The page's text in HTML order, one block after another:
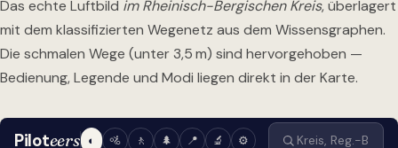
Das echte Luftbild im Rheinisch-Bergischen Kreis, überlagert
mit dem klassifizierten Wegenetz aus dem Wissensgraphen.
Die schmalen Wege (unter 3,5 m) sind hervorgehoben —
Bedienung, Legende und Modi liegen direkt in der Karte.